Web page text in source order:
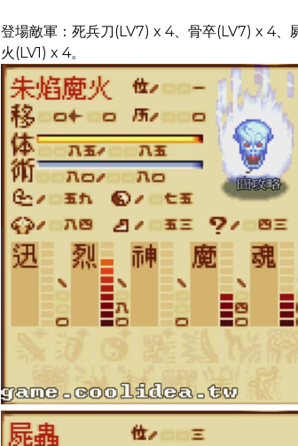
登場敵軍：死兵刀(LV7) x 4、骨卒(LV7) x 4、
火(LV1) x 4。